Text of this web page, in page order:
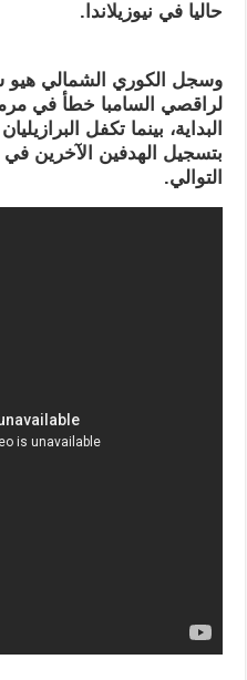
حاليا في نيوزيلاندا.
وسجل الكوري الشمالي هيو
لراقصي السامبا خطأ في
البداية، بينما تكفل
التوالي.